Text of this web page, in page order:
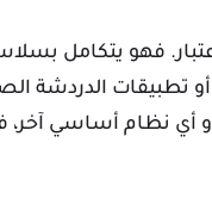
فهو يتكامل
تطبيقات الدردشة
أي نظام أساسي